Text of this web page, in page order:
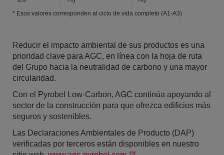
* Esos valores corresponden al ciclo de vida completo (A1-A3)
Reducir el impacto ambiental de sus productos es una
prioridad clave para AGC, en línea con la hoja de ruta
del Grupo hacia la neutralidad de carbono y una mayor
circularidad.
Con el Pyrobel Low-Carbon, AGC continúa apoyando al
sector de la construcción para que ofrezca edificios más
seguros y sostenibles.
Las Declaraciones Ambientales de Producto (DAP)
verificadas por terceros están disponibles en nuestro